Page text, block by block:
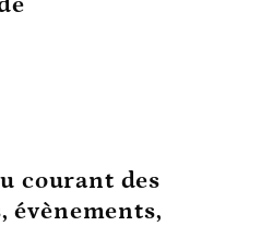
courant des
évènements,